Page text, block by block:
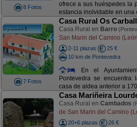
8 Fotos
ofrece a sus huéspedes la
estancia inolvidable en una
7 Fotos
Casa Rural Os
Casa Rural en Barro
San Marin del Camino
2-11 plazas
25 €
10 km de Pontevedra
En el
Pontevedra se
casa de aldea anterior a
Casa Mariñeira
Casa Rural en Cambados
de San Marin del Camino
20+6 plazas
26 €